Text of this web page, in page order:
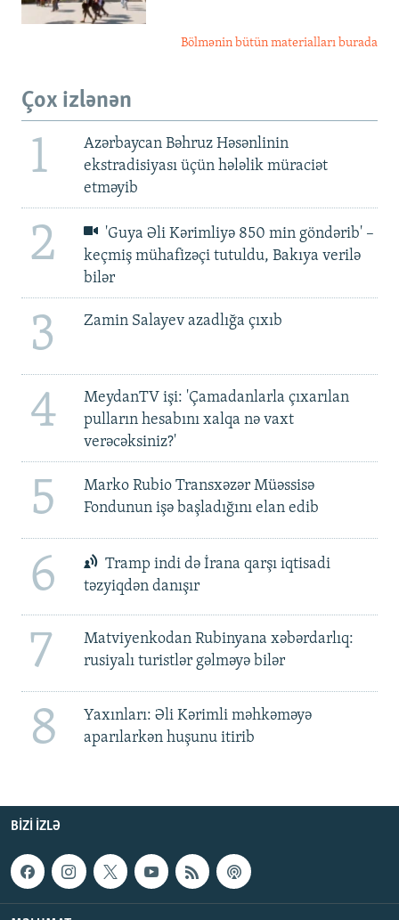
Bölmənin bütün materialları burada
Çox izlənən
1
Azərbaycan Bəhruz Həsənlinin
ekstradisiyası üçün hələlik müraciət
etməyib
2
'Guya Əli Kərimliyə 850 min göndərib' –
keçmiş mühafizəçi tutuldu, Bakıya verilə
bilər
3 Zamin Salayev azadlığa çıxıb
4
MeydanTV işi: 'Çamadanlarla çıxarılan
pulların hesabını xalqa nə vaxt
verəcəksiniz?'
5
Marko Rubio Transxəzər Müəssisə
Fondunun işə başladığını elan edib
6
Tramp indi də İrana qarşı iqtisadi
təzyiqdən danışır
7
Matviyenkodan Rubinyana xəbərdarlıq:
rusiyalı turistlər gəlməyə bilər
8
Yaxınları: Əli Kərimli məhkəməyə
aparılarkən huşunu itirib
BIZI IZLƏ